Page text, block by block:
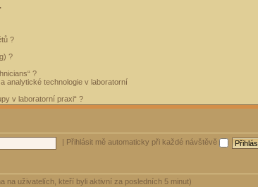
?
?
?
analytické technologie v laboratorní
v laboratorní praxi“ ?
Přihlásit mě automaticky při každé návštěvě
na uživatelích, kteří byli aktivní za posledních 5 minut)